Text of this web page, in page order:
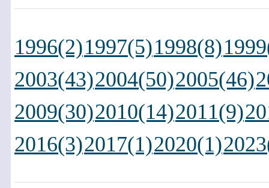
1996(2)1997(5)1998(8)
2003(43)2004(50)2005(46)
2009(30)2010(14)2011(9)
2016(3)2017(1)2020(1)